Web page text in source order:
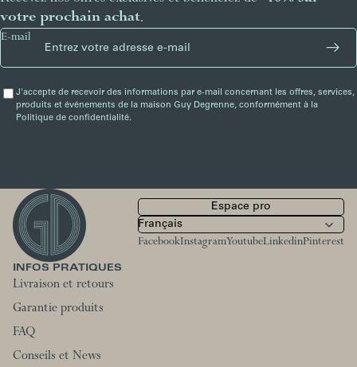
votre prochain achat.
E-mail
J'accepte de recevoir des informations par e-mail concernant les offres, services,
produits et événements de la maison Guy Degrenne, conformément à la
Politique de confidentialité.
Espace pro
FacebookInstagramYoutubeLinkedinPinterest
INFOS PRATIQUES
Livraison et retours
Garantie produits
FAQ
Conseils et News